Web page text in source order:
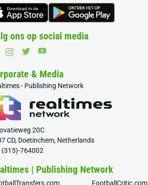
ons op social media
& Media
- Publishing Network
20C
CD, Doetinchem, Netherlands
764002
| Publishing Network
FootballCritic.com